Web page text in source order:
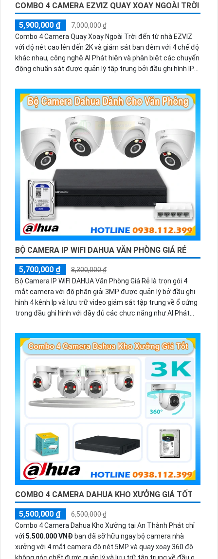
COMBO 4 CAMERA EZVIZ QUAY XOAY NGOÀI TRỜI
5,900,000 ₫
7,000,000 ₫
Combo 4 Camera Quay Xoay Ngoài Trời đến từ nhà EZVIZ
với độ nét cao lên đến 2K và giám sát ban đêm với 4 chế độ
khác nhau, công nghệ AI Phát hiện và phân biệt các chuyển
động chuẩn sát được quản lý tập trung bởi đầu ghi hình IP
BỘ CAMERA IP WIFI DAHUA VĂN PHÒNG GIÁ RẺ
5,700,000 ₫
8,300,000 ₫
Bộ Camera IP WIFI DAHUA Văn Phòng Giá Rẻ là trọn gói 4
mắt camera với độ phân giải 3MP được quản lý bở đầu ghi
hình 4 kênh Ip và lưu trữ video giám sát tập trung về ổ cứng
trong đầu ghi hình với đầy đủ các chưc năng như AI Phát
có màu vào ban đêm
COMBO 4 CAMERA DAHUA KHO XƯỞNG GIÁ TỐT
5,500,000 ₫
6,500,000 ₫
Combo 4 Camera Dahua Kho Xưởng tại An Thành Phát chỉ
với 5.500.000 VNĐ bạn đã sỡ hữu ngay bộ camera nhà
xưởng với 4 mắt camera độ nét 5MP và quay xoay 360 độ